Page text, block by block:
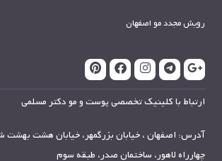
رویش مجدد مو اصفهان
ارتباط با کلینیک تخصصی پوست و مو دکتر مسلمی
آدرس: اصفهان ، خیابان بزرگمهر، خیابان هشت بهشت
چهارراه لاهور، ساختمان صدر، طبقه سوم